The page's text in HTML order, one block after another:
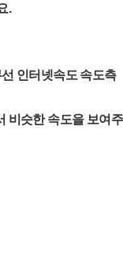
.
인터넷속도 속도측
비슷한 속도을 보여주